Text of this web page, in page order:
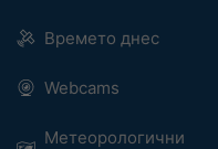
Времето днес
Webcams
Метеорологични